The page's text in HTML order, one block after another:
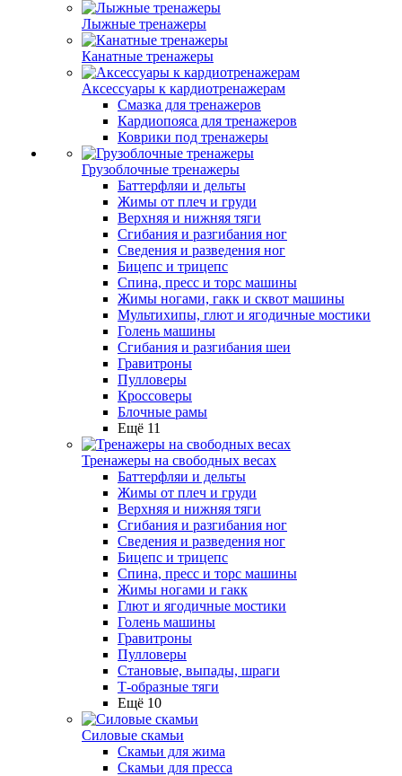
Лыжные тренажеры
Канатные тренажеры
Аксессуары к кардиотренажерам
Смазка для тренажеров
Кардиопояса для тренажеров
Коврики под тренажеры
Грузоблочные тренажеры
Баттерфляи и дельты
Жимы от плеч и груди
Верхняя и нижняя тяги
Сгибания и разгибания ног
Сведения и разведения ног
Бицепс и трицепс
Спина, пресс и торс машины
Жимы ногами, гакк и сквот машины
Мультихипы, глют и ягодичные мостики
Голень машины
Сгибания и разгибания шеи
Гравитроны
Пулловеры
Кроссоверы
Блочные рамы
Ещё 11
Тренажеры на свободных весах
Баттерфляи и дельты
Жимы от плеч и груди
Верхняя и нижняя тяги
Сгибания и разгибания ног
Сведения и разведения ног
Бицепс и трицепс
Спина, пресс и торс машины
Жимы ногами и гакк
Глют и ягодичные мостики
Голень машины
Гравитроны
Пулловеры
Становые, выпады, шраги
Т-образные тяги
Ещё 10
Силовые скамьи
Скамьи для жима
Скамьи для пресса